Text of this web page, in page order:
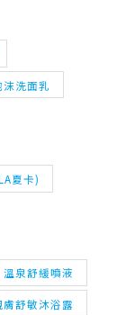
洗面乳
夏卡)
泉舒緩噴液
舒敏沐浴露